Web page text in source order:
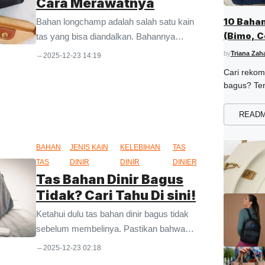
Bahan longchamp adalah salah satu kain
tas yang bisa diandalkan. Bahannya
waterproof dan sering dipakai untuk tas
material ini, maka silakan simak ulasan ini
sampai akhir. Kami akan membahasnya
dalam artikel ini. Bahan ...
2025-12-23 14:19
BAHAN
TAS
JENIS KAIN
DINIR
KELEBIHAN
DINIR
TAS
DINIER
Tas Bahan Dinir Bagus
Tidak? Cari Tahu Di sini!
Ketahui dulu tas bahan dinir bagus tidak
sebelum membelinya. Pastikan bahwa
bahannya sesuai dengan spesifikasi yang
2025-12-23 02:18
10
(Bimo,
Dinir,
byTriana
Cari
bagus?